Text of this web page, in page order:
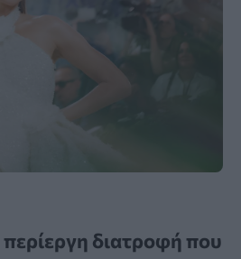
διατροφή που